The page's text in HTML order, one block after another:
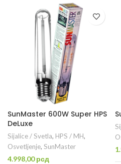
SunMaster 600W Super HPS
DeLuxe
Sijalice / Svetla, HPS / MH,
Osvetljenje, SunMaster
4.998,00рсд